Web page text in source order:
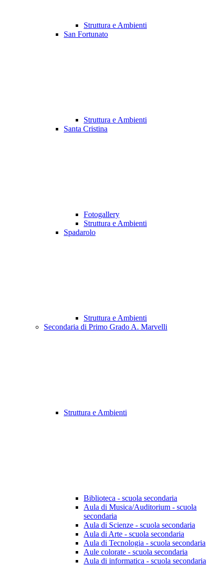
Struttura e Ambienti
San Fortunato
Struttura e Ambienti
Santa Cristina
Fotogallery
Struttura e Ambienti
Spadarolo
Struttura e Ambienti
Secondaria di Primo Grado A. Marvelli
Struttura e Ambienti
Biblioteca - scuola secondaria
Aula di Musica/Auditorium - scuola
secondaria
Aula di Scienze - scuola secondaria
Aula di Arte - scuola secondaria
Aula di Tecnologia - scuola secondaria
Aule colorate - scuola secondaria
Aula di informatica - scuola secondaria